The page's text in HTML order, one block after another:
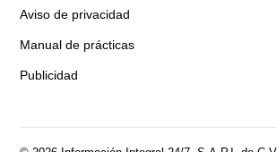
Aviso de privacidad
Manual de prácticas
Publicidad